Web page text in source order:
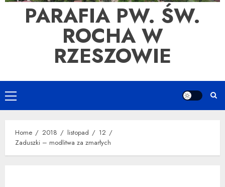
PARAFIA PW. ŚW.
ROCHA W
RZESZOWIE
Primary
Menu
Home 2018 listopad
12
Zaduszki – modlitwa za zmarłych